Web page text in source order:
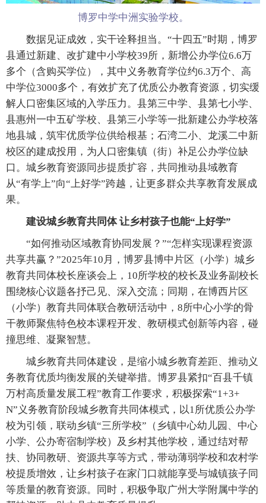
博罗中学中洲实验学校。
数据见证成效，实干诠释担当。“十四五”时期，博罗
县通过新建、改扩建中小学校39所，新增公办学位6.6万
多个（含购买学位），其中义务教育学位约6.3万个、高
中学位3000多个，有效扩充了优质公办教育资源，切实缓
解人口密集区域的入学压力。县第三中学、县第七小学、
县惠州一中五矿学校、县第三小学等一批新建公办学校落
地县城，筑牢优质学位供给根基；石湾二小、龙溪二中新
校区的建成投用，为人口密集镇（街）补足公办学位缺
口。城乡教育资源同步提质扩容，共同推动县域教育
从“有学上”向“上好学”跨越，让更多群众共享教育发展成
果。
建设城乡教育共同体 让乡村孩子也能“上好学”
“如何推动区域教育协同发展？”“怎样实现课程资源
共享共赢？”2025年10月，博罗县博中片区（小学）城乡
教育共同体校长座谈会上，10所学校的校长及业务副校长
围绕核心议题各抒己见、深入交流；同期，在博西片区
（小学）教育共同体联合教研活动中，8所中心小学的骨
干教师聚焦特色校本课程开发、教研模式创新等内容，碰
撞思维、凝聚智慧。
城乡教育共同体建设，是缩小城乡教育差距、推动义
务教育优质均衡发展的关键举措。博罗县紧扣“百县千镇
万村高质量发展工程”教育工作要求，积极探索“1+3+
N”义务教育阶段城乡教育共同体模式，以1所优质公办学
校为引领，联动乡镇“三所学校”（乡镇中心幼儿园、中心
小学、公办寄宿制学校）及乡村其他学校，通过结对帮
扶、协同教研、资源共享等方式，带动薄弱学校和农村学
校提质增效，让乡村孩子在家门口就能享受与城镇孩子同
等质量的教育资源。同时，积极争取广州大学附属中学的